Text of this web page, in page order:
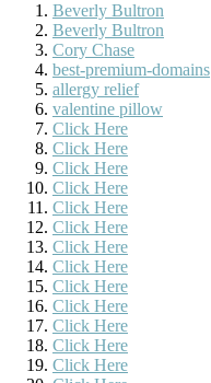
Beverly Bultron
Beverly Bultron
Cory Chase
best-premium-domains
allergy relief
valentine pillow
Click Here
Click Here
Click Here
Click Here
Click Here
Click Here
Click Here
Click Here
Click Here
Click Here
Click Here
Click Here
Click Here